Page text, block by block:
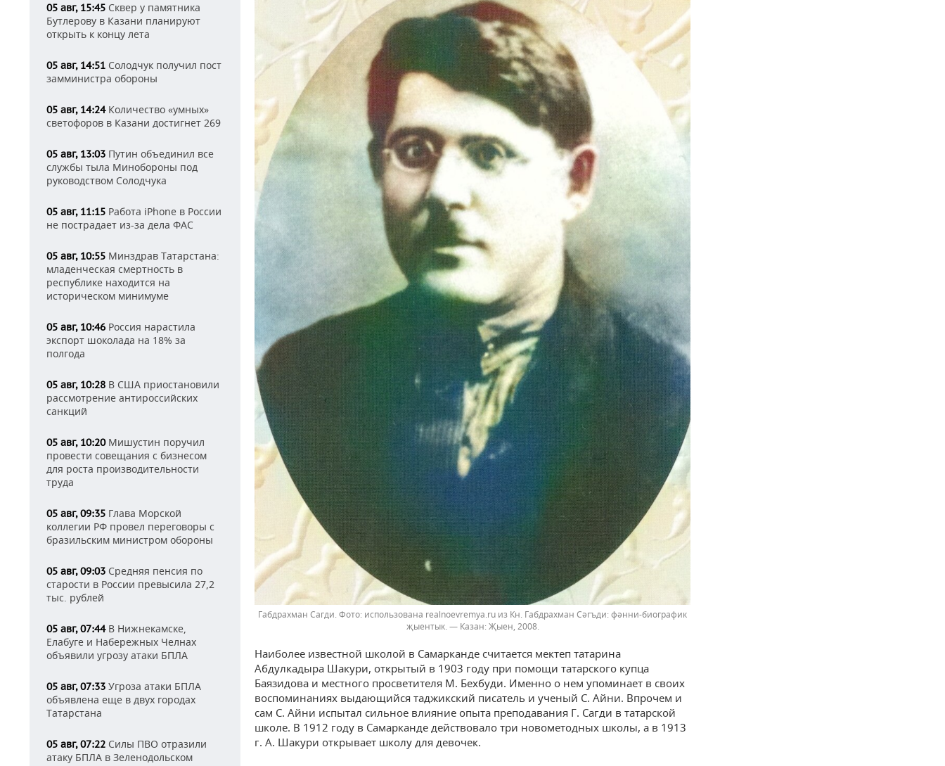
05 авг, 15:45 Сквер у памятника
Бутлерову в Казани планируют
открыть к концу лета
05 авг, 14:51 Солодчук получил пост
замминистра обороны
05 авг, 14:24Количество «умных»
светофоров в Казани достигнет 269
05 авг, 13:03 Путин объединил все
службы тыла Минобороны под
руководством Солодчука
05 авг, 11:15 Работа iPhone в России
не пострадает из-за дела ФАС
05 авг, 10:55 Минздрав Татарстана:
младенческая смертность в
республике находится на
историческом минимуме
05 авг, 10:46 Россия нарастила
экспорт шоколада на 18% за
полгода
05 авг, 10:28 В США приостановили
рассмотрение антироссийских
санкций
05 авг, 10:20Мишустин поручил
провести совещания с бизнесом
для роста производительности
труда
05 авг, 09:35 Глава Морской
коллегии РФ провел переговоры с
бразильским министром обороны
05 авг, 09:03 Средняя пенсия по
старости в России превысила 27,2
тыс. рублей
05 авг, 07:44В Нижнекамске,
Елабуге и Набережных Челнах
объявили угрозу атаки БПЛА
05 авг, 07:33 Угроза атаки БПЛА
объявлена еще в двух городах
Татарстана
05 авг, 07:22 Силы ПВО отразили
атаку БПЛА в Зеленодольском
Габдрахман Сагди.
использована realnoevremya.ru из Кн. Габдрахман Сәгъди: фәнни-биографик
җыентык. — Казан: Җыен, 2008.
Наиболее известной школой в Самарканде считается мектеп татарина
Абдулкадыра Шакури, открытый в 1903 году при помощи татарского купца
Баязидова и местного просветителя М. Бехбуди. Именно о нем упоминает в своих
воспоминаниях выдающийся таджикский писатель и ученый С. Айни. Впрочем и
сам С. Айни испытал сильное влияние опыта преподавания Г. Сагди в татарской
школе. В 1912 году в Самарканде действовало три новометодных школы, а в 1913
г. А. Шакури открывает школу для девочек.